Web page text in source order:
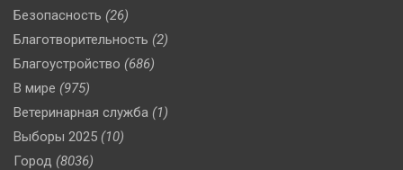
Безопасность (26)
Благотворительность (2)
Благоустройство (686)
В мире (975)
Ветеринарная служба (1)
Выборы 2025 (10)
Город (8036)